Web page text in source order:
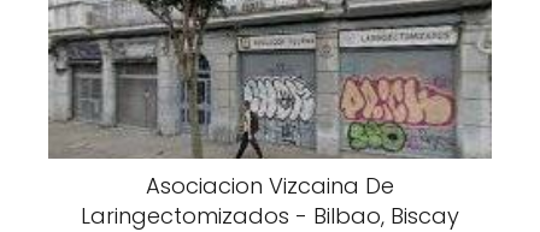
Asociacion Vizcaina De
Laringectomizados - Bilbao, Biscay